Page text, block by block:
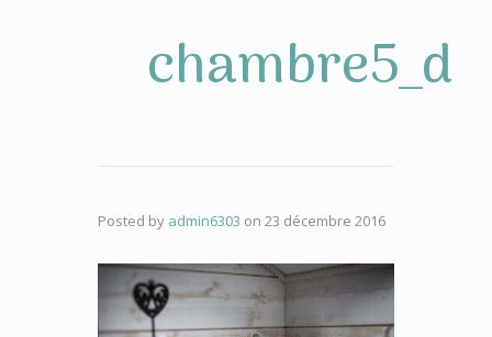
chambre5_d
Posted by admin6303 on 23 décembre 2016